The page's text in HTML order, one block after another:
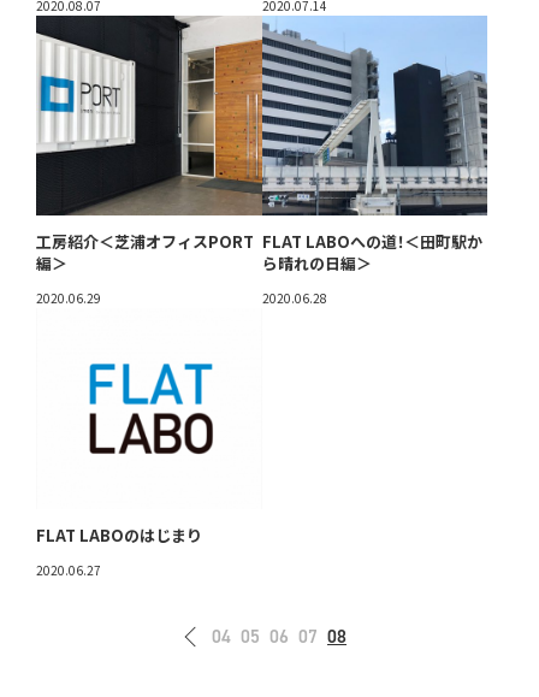
2020.08.07 2020.07.14
工房紹介＜芝浦オフィスPORT
編＞
2020.06.29
FLAT LABOへの道！＜田町駅か
ら晴れの日編＞
2020.06.28
FLAT LABOのはじまり
2020.06.27
04 05 06 07 08